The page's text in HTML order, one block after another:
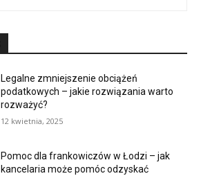
Legalne zmniejszenie obciążeń
podatkowych – jakie rozwiązania warto
rozważyć?
12 kwietnia, 2025
Pomoc dla frankowiczów w Łodzi – jak
kancelaria może pomóc odzyskać